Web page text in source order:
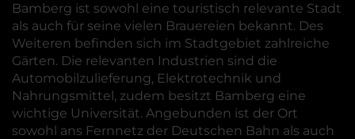
Bamberg ist sowohl eine touristisch relevante Stadt
als auch für seine vielen Brauereien bekannt. Des
Weiteren befinden sich im Stadtgebiet zahlreiche
Gärten. Die relevanten Industrien sind die
Automobilzulieferung, Elektrotechnik und
Nahrungsmittel, zudem besitzt Bamberg eine
wichtige Universität. Angebunden ist der Ort
sowohl ans Fernnetz der Deutschen Bahn als auch